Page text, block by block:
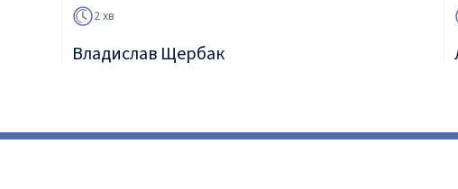
2 хв
Владислав Щербак